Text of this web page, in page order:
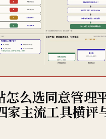
怎么选同意管理
家主流工具横评